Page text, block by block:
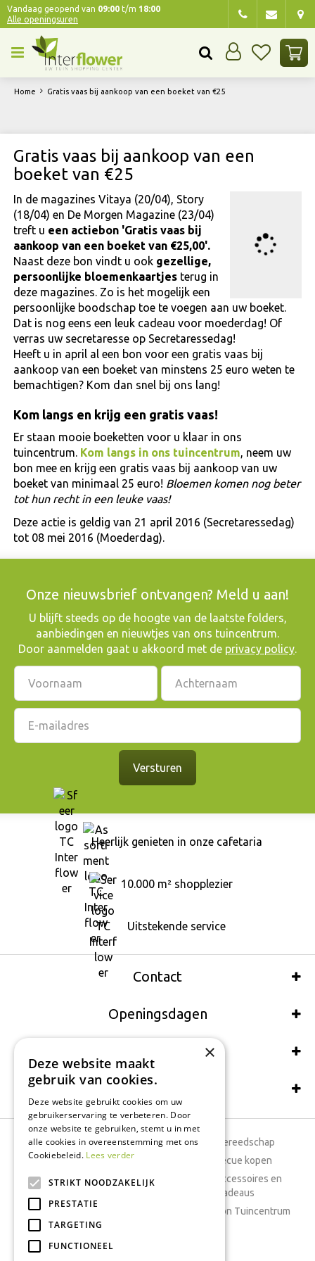
n
Home Gratis vaas bij aankoop van een boeket van €25
Vandaag geopend van 09:00 t/m 18:00
Alle openingsuren
Gratis vaas bij aankoop van een
boeket van €25
In de magazines Vitaya (20/04), Story
(18/04) en De Morgen Magazine (23/04)
treft u een actiebon 'Gratis vaas bij
aankoop van een boeket van €25,00'.
Naast deze bon vindt u ook gezellige,
persoonlijke bloemenkaartjes terug in
deze magazines. Zo is het mogelijk een
persoonlijke boodschap toe te voegen aan uw boeket.
Dat is nog eens een leuk cadeau voor moederdag! Of
verras uw secretaresse op Secretaressedag!
Heeft u in april al een bon voor een gratis vaas bij
aankoop van een boeket van minstens 25 euro weten te
bemachtigen? Kom dan snel bij ons lang!
Kom langs en krijg een gratis vaas!
Er staan mooie boeketten voor u klaar in ons
tuincentrum. Kom langs in ons tuincentrum, neem uw
bon mee en krijg een gratis vaas bij aankoop van uw
boeket van minimaal 25 euro! Bloemen komen nog beter
tot hun recht in een leuke vaas!
Deze actie is geldig van 21 april 2016 (Secretaressedag)
tot 08 mei 2016 (Moederdag).
Onze nieuwsbrief ontvangen? Meld u aan!
​U blijft steeds op de hoogte van de laatste folders,
aanbiedingen en nieuwtjes van ons tuincentrum.
Door aanmelden gaat u akkoord met de privacy policy.
Heerlijk genieten in onze cafetaria
10.000 m² shopplezier
Uitstekende service
Contact
Openingsdagen
Wij accepteren ook:
Schrijf een recensie
Tuincentrum
Dierenwinkel
Tuinplanten
Tuingereedschap
Barbecue kopen
Woonaccessoires en
cadeaus
Cadeaubon Tuincentrum
Kamerplanten
Moestuin
×
Deze website maakt
gebruik van cookies.
Deze website gebruikt cookies om uw
gebruikerservaring te verbeteren. Door
onze website te gebruiken, stemt u in met
alle cookies in overeenstemming met ons
Cookiebeleid. Lees verder
STRIKT NOODZAKELIJK
PRESTATIE
TARGETING
FUNCTIONEEL